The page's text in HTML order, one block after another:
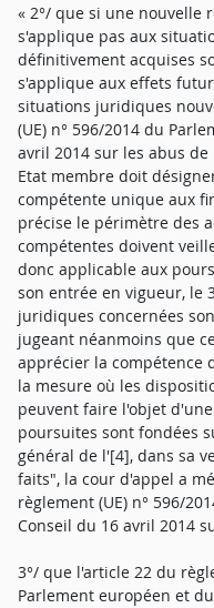
« 2°/ que si une nouvelle
s'applique pas aux
définitivement acquises
s'applique aux effets
situations juridiques
(UE) n° 596/2014 du
avril 2014 sur les abus
Etat membre doit
compétente unique aux
précise le périmètre des
compétentes doivent
donc applicable aux
son entrée en vigueur, le
juridiques concernées
jugeant néanmoins que
apprécier la compétence
la mesure où les
peuvent faire l'objet
poursuites sont fondées
général de l'[4], dans sa
faits", la cour d'appel a
règlement (UE) n° 596/
Conseil du 16 avril 2014
3°/ que l'article 22 du
Parlement européen et